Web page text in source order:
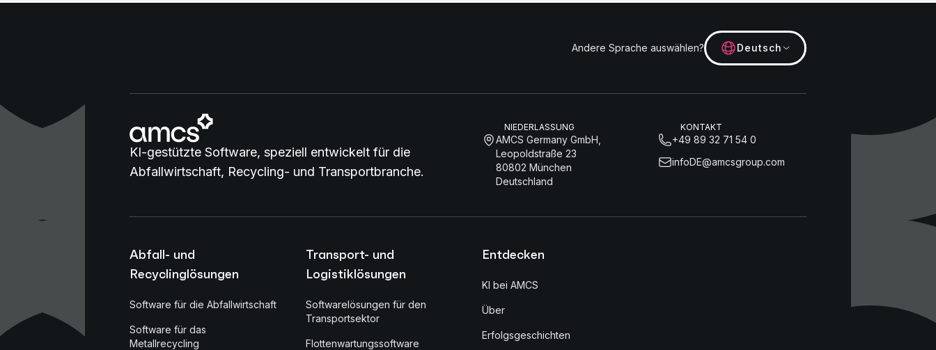
Andere Sprache auswählen? Deutsch
KI-gestützte Software, speziell entwickelt für die
Abfallwirtschaft, Recycling- und Transportbranche.
NIEDERLASSUNG
AMCS Germany GmbH,
Leopoldstraße 23
80802 München
Deutschland
KONTAKT
+49 89 32 71 54 0
infoDE@amcsgroup.com
Abfall- und
Recyclinglösungen
Software für die Abfallwirtschaft
Software für das
Metallrecycling
Transport- und
Logistiklösungen
Softwarelösungen für den
Transportsektor
Flottenwartungssoftware
Entdecken
KI bei AMCS
Über
Erfolgsgeschichten